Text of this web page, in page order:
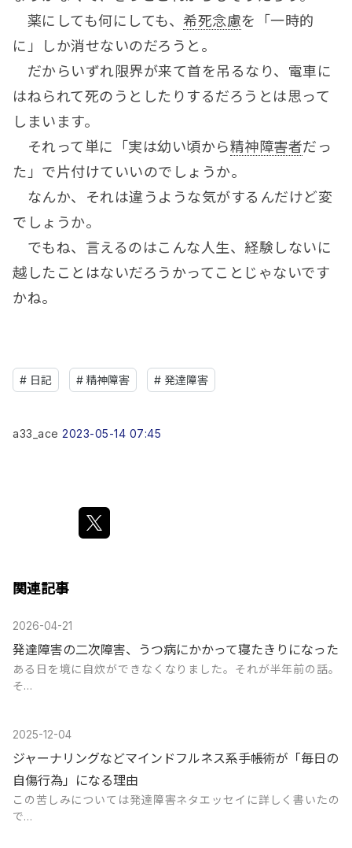
薬にしても何にしても、 希死念慮を「一時的
に」しか消せないのだろうと。
だからいずれ限界が来て首を吊るなり、電車に
はねられて死のうとしたりするだろうとは思って
しまいます。
それって単に「実は幼い頃から精神障害者だっ
た」で片付けていいのでしょうか。
なんか、それは違うような気がするんだけど変
でしょうか。
でもね、言えるのはこんな人生、経験しないに
越したことはないだろうかってことじゃないです
かね。
# 日記 # 精神障害 # 発達障害
a33_ace 2023-05-14 07:45
関連記事
2026-04-21
発達障害の二次障害、うつ病にかかって寝たきりになった
ある日を境に自炊ができなくなりました。それが半年前の話。
そ…
2025-12-04
ジャーナリングなどマインドフルネス系手帳術が「毎日の
自傷行為」になる理由
この苦しみについては発達障害ネタエッセイに詳しく書いたの
で…